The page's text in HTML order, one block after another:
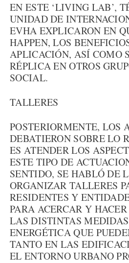
EN ESTE ‘LIVING LAB’,
UNIDAD DE
EVHA EXPLICARON EN
HAPPEN, LOS
APLICACIÓN, ASÍ COMO
RÉPLICA EN OTROS
SOCIAL.
TALLERES
POSTERIORMENTE, LOS
DEBATIERON SOBRE LO
ES ATENDER LOS
ESTE TIPO DE
SENTIDO, SE HABLÓ DE
ORGANIZAR TALLERES
RESIDENTES Y
PARA ACERCAR Y
LAS DISTINTAS
ENERGÉTICA QUE
TANTO EN LAS
EL ENTORNO URBANO